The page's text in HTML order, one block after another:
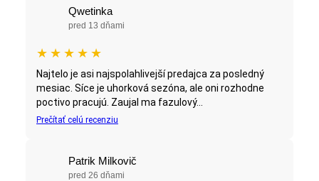
Qwetinka
pred 13 dňami
★ ★ ★ ★ ★
Najtelo je asi najspolahlivejší predajca za posledný
mesiac. Síce je uhorková sezóna, ale oni rozhodne
poctivo pracujú. Zaujal ma fazulový...
Prečítať celú recenziu
Patrik Milkovič
pred 26 dňami